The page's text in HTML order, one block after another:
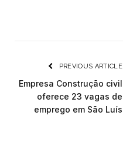
PREVIOUS ARTICLE
Empresa Construção civil
oferece 23 vagas de
emprego em São Luís